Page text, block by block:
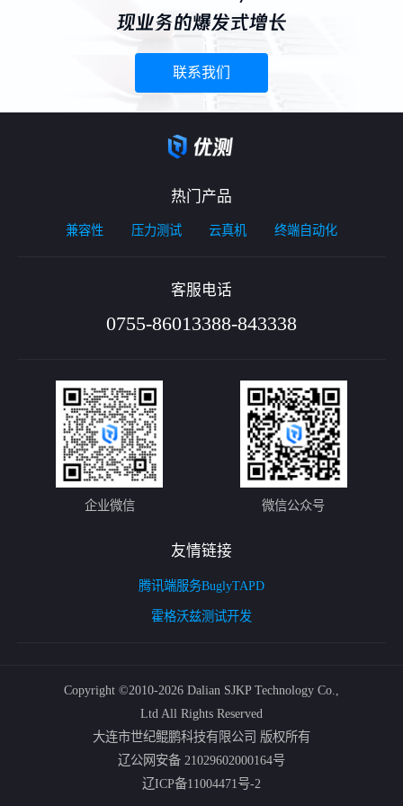
现业务的爆发式增长
联系我们
热门产品
兼容性 压力测试 云真机 终端自动化
客服电话
0755-86013388-843338
企业微信 微信公众号
友情链接
腾讯端服务BuglyTAPD
霍格沃兹测试开发
Copyright ©2010-2026 Dalian SJKP Technology Co.,
Ltd All Rights Reserved
大连市世纪鲲鹏科技有限公司 版权所有
辽公网安备 21029602000164号
辽ICP备11004471号-2